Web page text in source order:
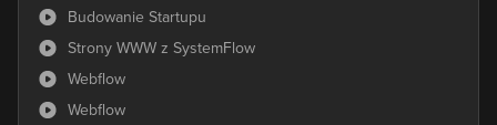
Budowanie Startupu
Strony WWW z SystemFlow
Webflow
Webflow